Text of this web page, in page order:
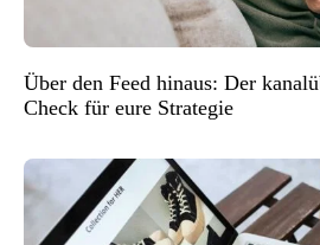
Über den Feed hinaus: Der
Check für eure Strategie